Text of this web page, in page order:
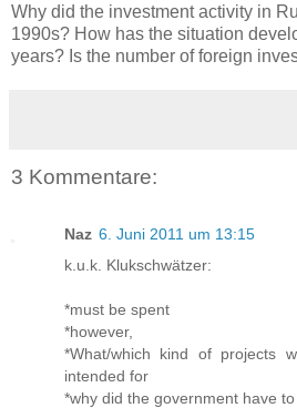
Why did the investment activity in
1990s? How has the situation
years? Is the number of foreign
3 Kommentare:
Naz 6. Juni 2011 um 13:15
k.u.k. Klukschwätzer:
*must be spent
*however,
*What/which kind of projects
intended for
*why did the government have